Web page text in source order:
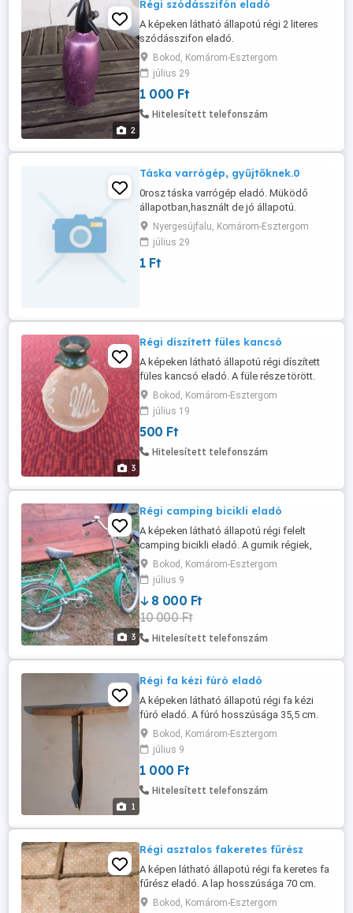
2
Régi szódásszifón eladó
A képeken látható állapotú régi 2 literes
szódásszifon eladó.
Bokod, Komárom-Esztergom
július 29
1 000 Ft
Hitelesített telefonszám
Táska varrógép, gyűjtőknek.0
0rosz táska varrógép eladó. Müködő
állapotban,használt de jó állapotú.
Nyergesújfalu, Komárom-Esztergom
július 29
1 Ft
3
Régi díszített füles kancsó
A képeken látható állapotú régi díszített
füles kancsó eladó. A füle része törött.
Bokod, Komárom-Esztergom
július 19
500 Ft
Hitelesített telefonszám
3
Régi camping bicikli eladó
A képeken látható állapotú régi felelt
camping bicikli eladó. A gumik régiek,
kopottak. Első lámpa letörve. Felújításra
szorul.
Bokod, Komárom-Esztergom
július 9
8 000 Ft
10 000 Ft
Hitelesített telefonszám
1
Régi fa kézi fúró eladó
A képeken látható állapotú régi fa kézi
fúró eladó. A fúró hosszúsága 35,5 cm.
Bokod, Komárom-Esztergom
július 9
1 000 Ft
Hitelesített telefonszám
Régi asztalos fakeretes fűrész
A képen látható állapotú régi fa keretes fa
fűrész eladó. A lap hosszúsága 70 cm.
Bokod, Komárom-Esztergom